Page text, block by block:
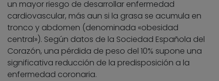
un mayor riesgo de desarrollar enfermedad
cardiovascular, más aun si la grasa se acumula en
tronco y abdomen (denominada «obesidad
central»). Según datos de la Sociedad Española del
Corazón, una pérdida de peso del 10% supone una
significativa reducción de la predisposición a la
enfermedad coronaria.